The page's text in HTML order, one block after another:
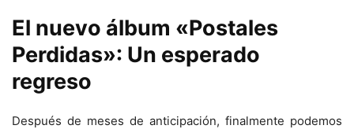
El nuevo álbum «Postales
Perdidas»: Un esperado
regreso
Después de meses de anticipación, finalmente podemos